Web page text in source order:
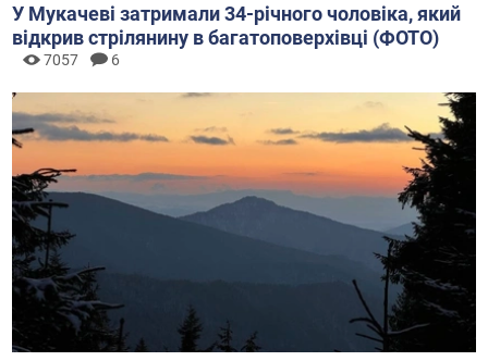
У Мукачеві затримали 34-річного чоловіка, який
відкрив стрілянину в багатоповерхівці (ФОТО)
7057 6